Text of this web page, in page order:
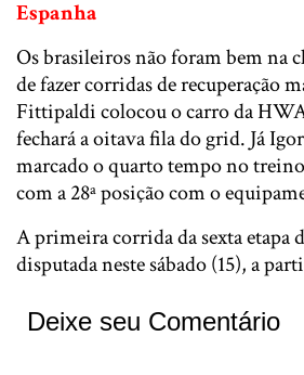
Espanha
Os brasileiros não foram bem na
de fazer corridas de recuperação
Fittipaldi colocou o carro da HWA
fechará a oitava fila do grid. Já
marcado o quarto tempo no
com a 28ª posição com o
A primeira corrida da sexta etapa
disputada neste sábado (15), a
Deixe seu Comentário